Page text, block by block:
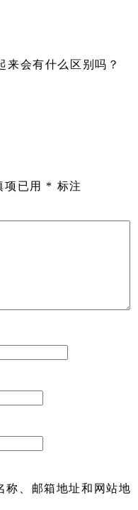
来会有什么区别吗？
项已用 * 标注
称、邮箱地址和网站地